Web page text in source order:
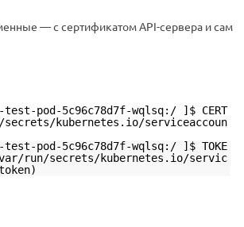
— с сертификатом API-сервера и сам
test-pod-5c96c78d7f-wqlsq:/ ]$ CERT
kubernetes.io/serviceaccoun
test-pod-5c96c78d7f-wqlsq:/ ]$ TOKE
run/secrets/kubernetes.io/servic